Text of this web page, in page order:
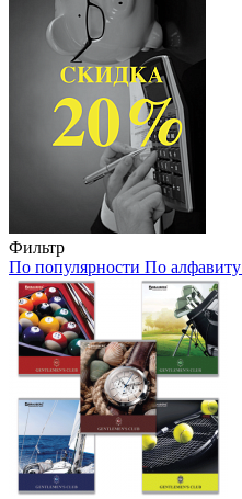
Фильтр
По популярности По алфавиту